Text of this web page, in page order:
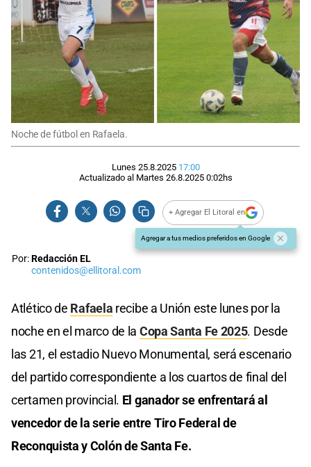
Noche de fútbol en Rafaela.
Lunes 25.8.2025 17:00
Actualizado al Martes 26.8.2025 0:02hs
+ Agregar El Litoral en
Agregar a tus medios preferidos en Google
Por:Redacción EL
contenidos@ellitoral.com
Atlético de Rafaela recibe a Unión este lunes por la
noche en el marco de la Copa Santa Fe 2025. Desde
las 21, el estadio Nuevo Monumental, será escenario
del partido correspondiente a los cuartos de final del
certamen provincial. El ganador se enfrentará al
vencedor de la serie entre Tiro Federal de
Reconquista y Colón de Santa Fe.